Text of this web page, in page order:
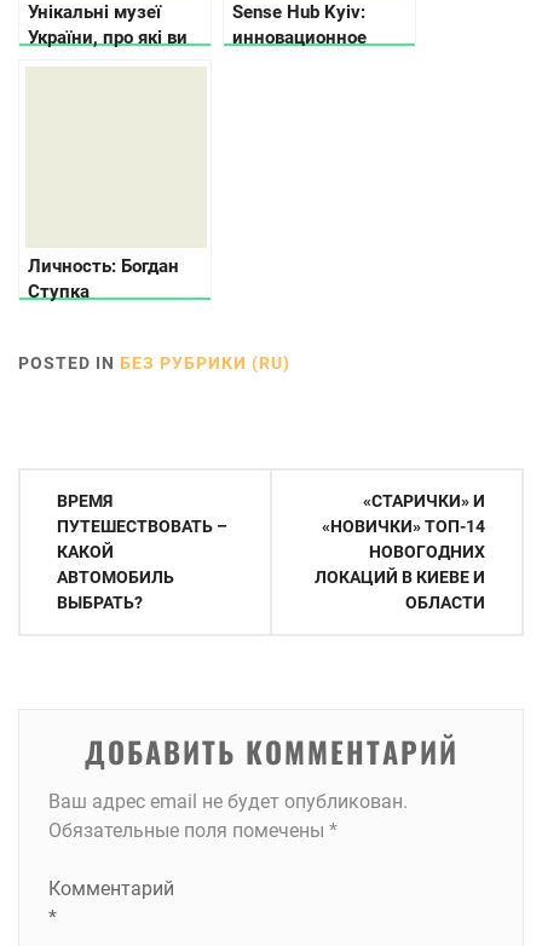
Унікальні музеї
України, про які ви
не чули
Sense Hub Kyiv:
инновационное
Личность: Богдан
Ступка
POSTED IN БЕЗ РУБРИКИ (RU)
Навигация
записям
ВРЕМЯ
ПУТЕШЕСТВОВАТЬ –
КАКОЙ
АВТОМОБИЛЬ
ВЫБРАТЬ?
«СТАРИЧКИ» И
«НОВИЧКИ» ТОП-14
НОВОГОДНИХ
ЛОКАЦИЙ В КИЕВЕ И
ОБЛАСТИ
ДОБАВИТЬ КОММЕНТАРИЙ
Ваш адрес email не будет опубликован.
Обязательные поля помечены *
Комментарий
*